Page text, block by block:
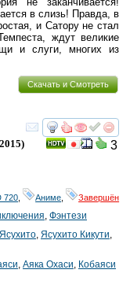
в слизь! Правда, в
и Сатору не стал
ждут великие
и слуги, многих из
Скачать и Смотреть
смотреть
3
720 Аниме Завершён
, Фэнтези
, Ясухито Кикути,
, Аяка Охаси, Кобаяси